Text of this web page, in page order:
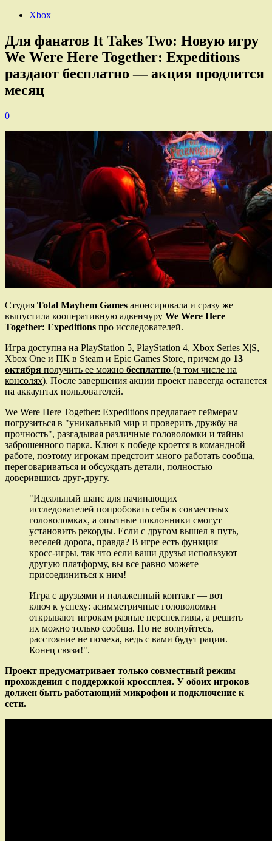
Xbox
Для фанатов It Takes Two: Новую игру
We Were Here Together: Expeditions
раздают бесплатно — акция продлится
месяц
0
Студия Total Mayhem Games анонсировала и сразу же
выпустила кооперативную адвенчуру We Were Here
Together: Expeditions про исследователей.
Игра доступна на PlayStation 5, PlayStation 4, Xbox Series X|S,
Xbox One и ПК в Steam и Epic Games Store, причем до 13
октября получить ее можно бесплатно (в том числе на
консолях). После завершения акции проект навсегда останется
на аккаунтах пользователей.
We Were Here Together: Expeditions предлагает геймерам
погрузиться в "уникальный мир и проверить дружбу на
прочность", разгадывая различные головоломки и тайны
заброшенного парка. Ключ к победе кроется в командной
работе, поэтому игрокам предстоит много работать сообща,
переговариваться и обсуждать детали, полностью
доверившись друг-другу.
"Идеальный шанс для начинающих
исследователей попробовать себя в совместных
головоломках, а опытные поклонники смогут
установить рекорды. Если с другом вышел в путь,
веселей дорога, правда? В игре есть функция
кросс-игры, так что если ваши друзья используют
другую платформу, вы все равно можете
присоединиться к ним!
Игра с друзьями и налаженный контакт — вот
ключ к успеху: асимметричные головоломки
открывают игрокам разные перспективы, а решить
их можно только сообща. Но не волнуйтесь,
расстояние не помеха, ведь с вами будут рации.
Конец связи!".
Проект предусматривает только совместный режим
прохождения с поддержкой кроссплея. У обоих игроков
должен быть работающий микрофон и подключение к
сети.